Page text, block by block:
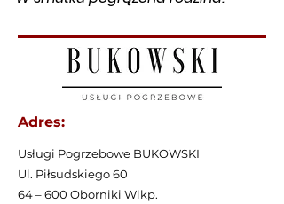
Adres:
Usługi Pogrzebowe BUKOWSKI
Ul. Piłsudskiego 60
64 – 600 Oborniki Wlkp.